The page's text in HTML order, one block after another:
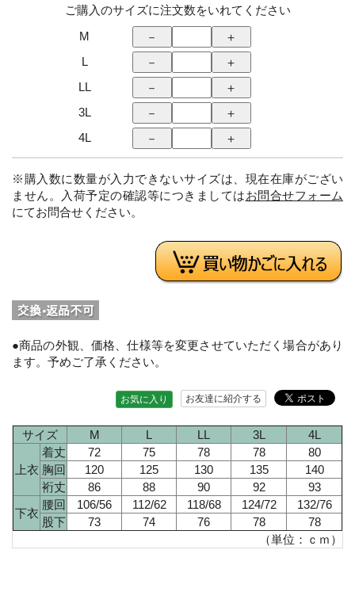
ご購入のサイズに注文数をいれてください
M
L
LL
3L
4L
※購入数に数量が入力できないサイズは、現在在庫がござい
ません。入荷予定の確認等につきましてはお問合せフォーム
にてお問合せください。
●商品の外観、価格、仕様等を変更させていただく場合があり
ます。予めご了承ください。
お友達に紹介する
お気に入り
サイズ M L LL 3L 4L
上衣
着丈 72 75 78 78
80
胸回
120 125 130 135
140
裄丈
86 88 90 92
93
下衣
腰回 106/56 112/62 118/68 124/72
132/76
股下
73 74 76 78
78
（単位：ｃｍ）